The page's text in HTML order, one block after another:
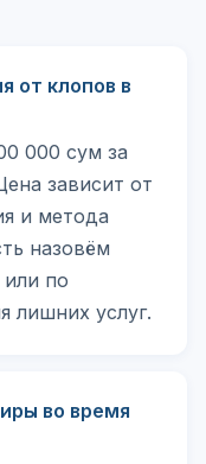
от клопов в
000 сум за
зависит от
и метода
назовём
или по
лишних услуг.
во время